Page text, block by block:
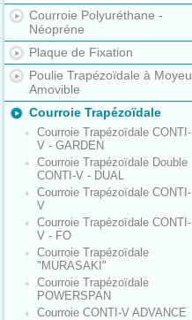
Courroie Polyuréthane -
Néopréne
Plaque de Fixation
Poulie Trapézoïdale à Moyeu
Amovible
Courroie Trapézoïdale
Courroie Trapézoïdale CONTI-
V - GARDEN
Courroie Trapézoïdale Double
CONTI-V - DUAL
Courroie Trapézoïdale CONTI-
V
Courroie Trapézoïdale CONTI-
V - FO
Courroie Trapézoïdale
"MURASAKI"
Courroie Trapézoïdale
POWERSPAN
Courroie CONTI-V ADVANCE